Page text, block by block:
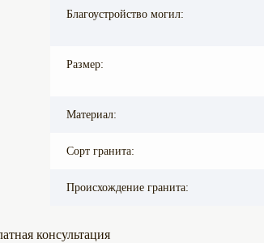
Благоустройство могил:
Размер:
Материал:
Сорт гранита:
Происхождение гранита:
консультация